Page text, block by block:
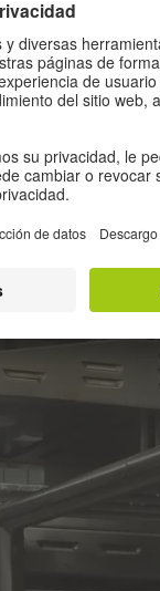
lugar de trabajo en
puesto de trabajo